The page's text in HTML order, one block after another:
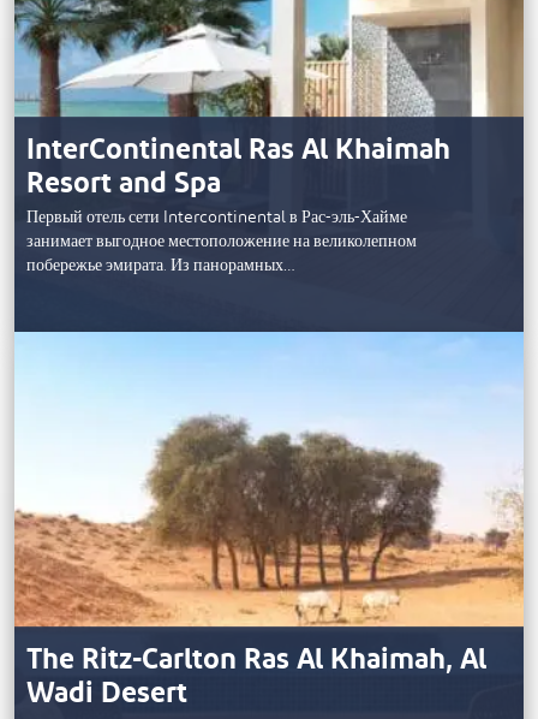
InterContinental Ras Al Khaimah
Resort and Spa
Первый отель сети Intercontinental в Рас-эль-Хайме
занимает выгодное местоположение на великолепном
побережье эмирата. Из панорамных…
The Ritz-Carlton Ras Al Khaimah, Al
Wadi Desert